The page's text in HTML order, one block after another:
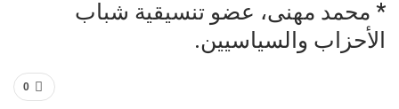
* محمد مهنى، عضو تنسيقية شباب
الأحزاب والسياسيين.
0